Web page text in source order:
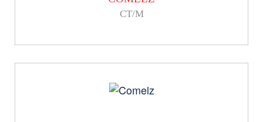
CT/M